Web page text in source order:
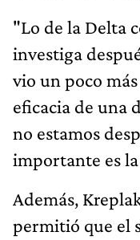
"Lo de la Delta
investiga
vio un poco
eficacia de una
no estamos
importante es
Además,
permitió que el